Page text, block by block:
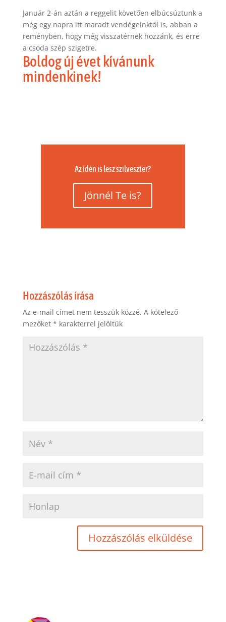
Január 2-án aztán a reggelit követően elbúcsúztunk a
még egy napra itt maradt vendégeinktől is, abban a
reményben, hogy még visszatérnek hozzánk, és erre
a csoda szép szigetre.
Boldog új évet kívánunk
mindenkinek!
Az idén is lesz szilveszter?
Jönnél Te is?
Hozzászólás írása
Az e-mail címet nem tesszük közzé. A kötelező
mezőket * karakterrel jelöltük